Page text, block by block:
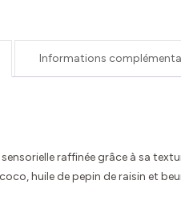
Informations
raffinée grâce à sa
huile de pepin de raisin et